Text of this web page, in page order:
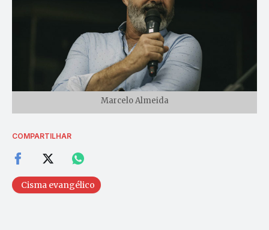
Marcelo Almeida
COMPARTILHAR
Cisma evangélico